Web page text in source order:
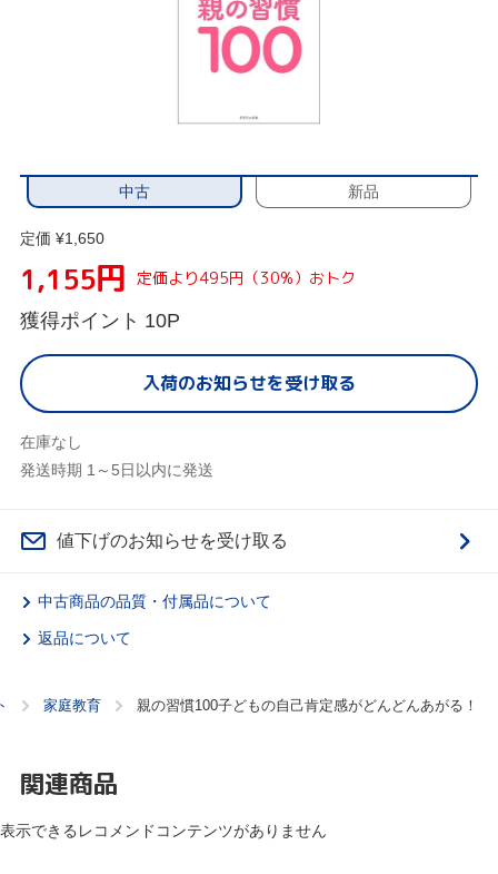
中古 新品
定価 ¥1,650
1,155円 定価より495円（30%）おトク
獲得ポイント 10P
入荷のお知らせを受け取る
在庫なし
発送時期 1～5日以内に発送
値下げのお知らせを受け取る
中古商品の品質・付属品について
返品について
家庭教育 親の習慣100子どもの自己肯定感がどんどんあがる！
関連商品
表示できるレコメンドコンテンツがありません